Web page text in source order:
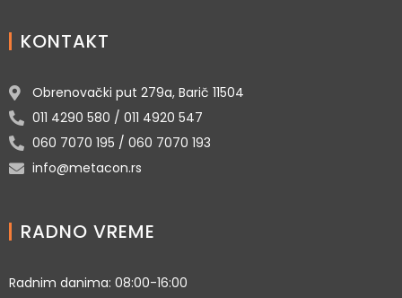
KONTAKT
Obrenovački put 279a, Barič 11504
011 4290 580 / 011 4920 547
060 7070 195 / 060 7070 193
info@metacon.rs
RADNO VREME
Radnim danima: 08:00-16:00